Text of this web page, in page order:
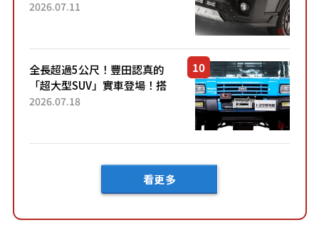
「全黑設計」搭配特別「豪華
2026.07.11
全長超過5公尺！豐田認真的
「超大型SUV」實車登場！搭
載後輪也會轉向的「四輪轉
「Mega C...
2026.07.18
看更多